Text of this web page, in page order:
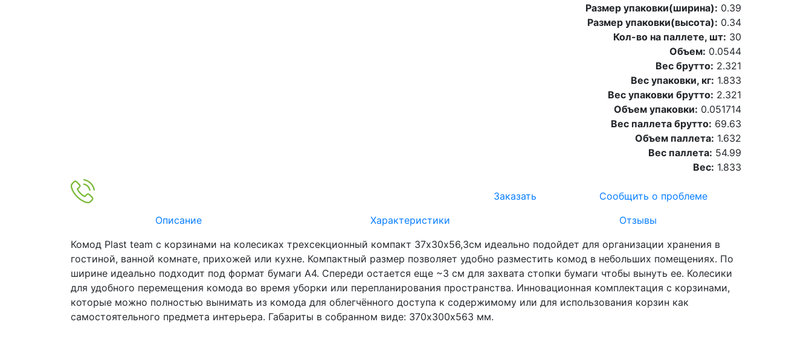
Размер упаковки(ширина): 0.39
Размер упаковки(высота): 0.34
Кол-во на паллете, шт: 30
Объем: 0.0544
Вес брутто: 2.321
Вес упаковки, кг: 1.833
Вес упаковки брутто: 2.321
Объем упаковки: 0.051714
Вес паллета брутто: 69.63
Объем паллета: 1.632
Вес паллета: 54.99
Вес: 1.833
Заказать
Сообщить о проблеме
Описание
Характеристики
Отзывы
Комод Plast team с корзинами на колесиках трехсекционный компакт 37х30х56,3см идеально подойдет для организации хранения в
гостиной, ванной комнате, прихожей или кухне. Компактный размер позволяет удобно разместить комод в небольших помещениях. По
ширине идеально подходит под формат бумаги А4. Спереди остается еще ~3 см для захвата стопки бумаги чтобы вынуть ее. Колесики
для удобного перемещения комода во время уборки или перепланирования пространства. Инновационная комплектация с корзинами,
которые можно полностью вынимать из комода для облегчённого доступа к содержимому или для использования корзин как
самостоятельного предмета интерьера. Габариты в собранном виде: 370х300х563 мм.